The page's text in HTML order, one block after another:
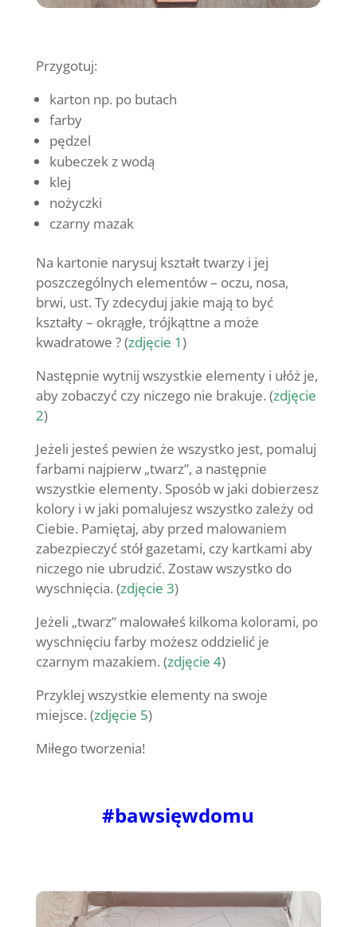
Przygotuj:
karton np. po butach
farby
pędzel
kubeczek z wodą
klej
nożyczki
czarny mazak
Na kartonie narysuj kształt twarzy i jej
poszczególnych elementów – oczu, nosa,
brwi, ust. Ty zdecyduj jakie mają to być
kształty – okrągłe, trójkąttne a może
kwadratowe ? (zdjęcie 1)
Następnie wytnij wszystkie elementy i ułóż je,
aby zobaczyć czy niczego nie brakuje. (zdjęcie
2)
Jeżeli jesteś pewien że wszystko jest, pomaluj
farbami najpierw „twarz”, a następnie
wszystkie elementy. Sposób w jaki dobierzesz
kolory i w jaki pomalujesz wszystko zależy od
Ciebie. Pamiętaj, aby przed malowaniem
zabezpieczyć stół gazetami, czy kartkami aby
niczego nie ubrudzić. Zostaw wszystko do
wyschnięcia. (zdjęcie 3)
Jeżeli „twarz” malowałeś kilkoma kolorami, po
wyschnięciu farby możesz oddzielić je
czarnym mazakiem. (zdjęcie 4)
Przyklej wszystkie elementy na swoje
miejsce. (zdjęcie 5)
Miłego tworzenia!
#bawsięwdomu